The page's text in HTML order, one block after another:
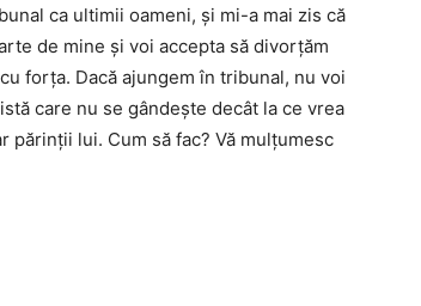
ca ultimii oameni, și mi-a mai zis că
de mine și voi accepta să divorțăm
forța. Dacă ajungem în tribunal, nu voi
care nu se gândește decât la ce vrea
părinții lui. Cum să fac? Vă mulțumesc